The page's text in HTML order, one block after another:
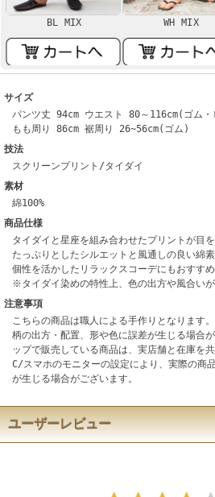
BL MIX WH MIX
サイズ
パンツ丈 94cm ウエスト 80～116cm(ゴム
もも周り 86cm 裾周り 26~56cm(ゴム)
技法
スクリーンプリント/タイダイ
素材
綿100%
商品仕様
タイダイと星座を組み合わせたプリントが目
たっぷりとしたシルエットと風通しの良い綿
個性を活かしたリラックスコーデにもおすすめ
※タイダイ染めの特性上、色の出方や風合いが
注意事項
こちらの商品は職人による手作りとなります
柄の出方・配置、形や色に誤差が生じる場合
ップで販売している商品は、実店舗と在庫を
C/スマホのモニターの設定により、実際の商
が生じる場合がございます。
ユーザーレビュー